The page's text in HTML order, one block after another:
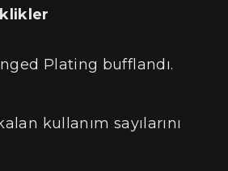
Plating bufflandı.
kullanım sayılarını